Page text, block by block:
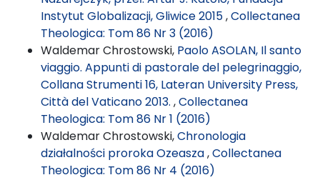
Instytut Globalizacji, Gliwice 2015,Collectanea
Theologica: Tom 86 Nr 3 (2016)
Waldemar Chrostowski, Paolo ASOLAN, Il santo
viaggio. Appunti di pastorale del pelegrinaggio,
Collana Strumenti 16, Lateran University Press,
Città del Vaticano 2013. ,Collectanea
Theologica: Tom 86 Nr 1 (2016)
Waldemar Chrostowski,Chronologia
działalności proroka Ozeasza,Collectanea
Theologica: Tom 86 Nr 4 (2016)